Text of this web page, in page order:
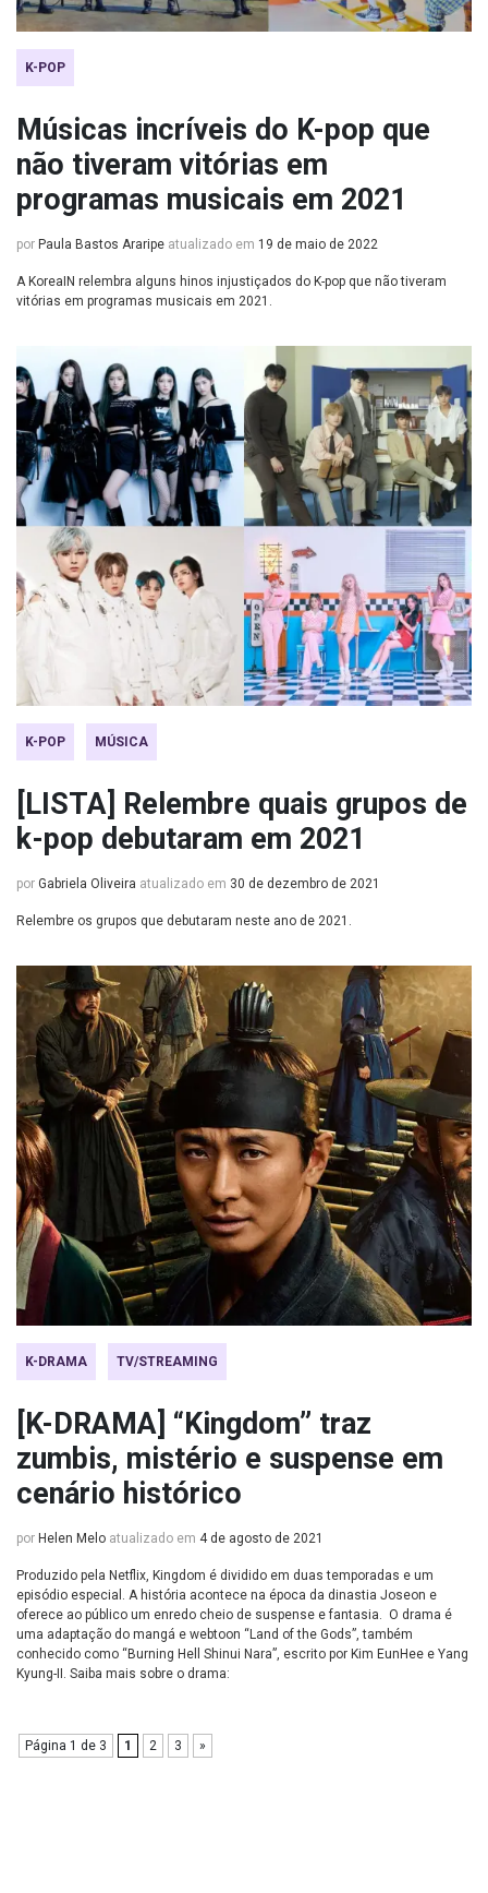
K-POP
Músicas incríveis do K-pop que
não tiveram vitórias em
programas musicais em 2021
por Paula Bastos Araripe atualizado em 19 de maio de 2022
A KoreaIN relembra alguns hinos injustiçados do K-pop que não tiveram
vitórias em programas musicais em 2021.
K-POP MÚSICA
[LISTA] Relembre quais grupos de
k-pop debutaram em 2021
por Gabriela Oliveira atualizado em 30 de dezembro de 2021
Relembre os grupos que debutaram neste ano de 2021.
K-DRAMA TV/STREAMING
[K-DRAMA] “Kingdom” traz
zumbis, mistério e suspense em
cenário histórico
por Helen Melo atualizado em 4 de agosto de 2021
Produzido pela Netflix, Kingdom é dividido em duas temporadas e um
episódio especial. A história acontece na época da dinastia Joseon e
oferece ao público um enredo cheio de suspense e fantasia. O drama é
uma adaptação do mangá e webtoon “Land of the Gods”, também
conhecido como “Burning Hell Shinui Nara”, escrito por Kim EunHee e Yang
Kyung-II. Saiba mais sobre o drama:
Página 1 de 3 1 2 3 »